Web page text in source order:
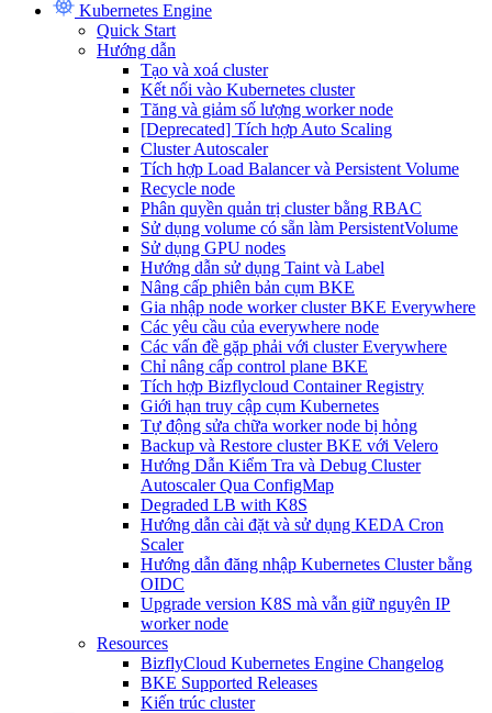
Kubernetes Engine
Quick Start
Hướng dẫn
Tạo và xoá cluster
Kết nối vào Kubernetes cluster
Tăng và giảm số lượng worker node
[Deprecated] Tích hợp Auto Scaling
Cluster Autoscaler
Tích hợp Load Balancer và Persistent Volume
Recycle node
Phân quyền quản trị cluster bằng RBAC
Sử dụng volume có sẵn làm PersistentVolume
Sử dụng GPU nodes
Hướng dẫn sử dụng Taint và Label
Nâng cấp phiên bản cụm BKE
Gia nhập node worker cluster BKE Everywhere
Các yêu cầu của everywhere node
Các vấn đề gặp phải với cluster Everywhere
Chỉ nâng cấp control plane BKE
Tích hợp Bizflycloud Container Registry
Giới hạn truy cập cụm Kubernetes
Tự động sửa chữa worker node bị hỏng
Backup và Restore cluster BKE với Velero
Hướng Dẫn Kiểm Tra và Debug Cluster
Autoscaler Qua ConfigMap
Degraded LB with K8S
Hướng dẫn cài đặt và sử dụng KEDA Cron
Scaler
Hướng dẫn đăng nhập Kubernetes Cluster bằng
OIDC
Upgrade version K8S mà vẫn giữ nguyên IP
worker node
Resources
BizflyCloud Kubernetes Engine Changelog
BKE Supported Releases
Kiến trúc cluster